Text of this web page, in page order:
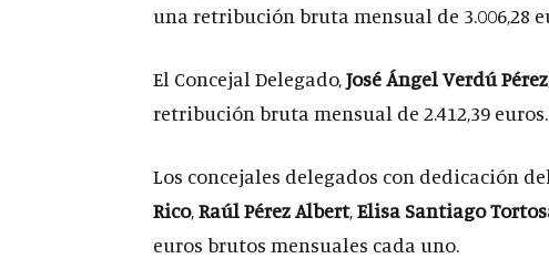
una retribución bruta mensual de 3.006,28
El Concejal Delegado,José Ángel Verdú Pérez
retribución bruta mensual de 2.412,39 euros.
Los concejales delegados con dedicación
Rico,Raúl Pérez Albert,Elisa Santiago
euros brutos mensuales cada uno.